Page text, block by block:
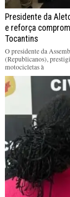
Presidente da
e reforça
Tocantins
O presidente da
(Republicanos),
motocicletas à